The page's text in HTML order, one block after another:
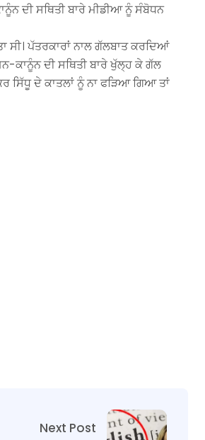
ਦੀ ਸਥਿਤੀ ਬਾਰੇ ਮੀਡੀਆ ਨੂੰ ਸੰਬੋਧਨ
ਸੀ। ਪੱਤਰਕਾਰਾਂ ਨਾਲ ਗੱਲਬਾਤ ਕਰਦਿਆਂ
ਕਾਨੂੰਨ ਦੀ ਸਥਿਤੀ ਬਾਰੇ ਖੁੱਲ੍ਹ ਕੇ ਗੱਲ
ਸਿੱਧੂ ਦੇ ਕਾਤਲਾਂ ਨੂੰ ਨਾ ਫੜਿਆ ਗਿਆ ਤਾਂ
Next Post